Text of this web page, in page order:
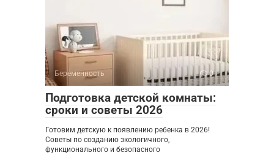
Беременность 0
Подготовка детской комнаты:
сроки и советы 2026
Готовим детскую к появлению ребенка в 2026!
Советы по созданию экологичного,
функционального и безопасного